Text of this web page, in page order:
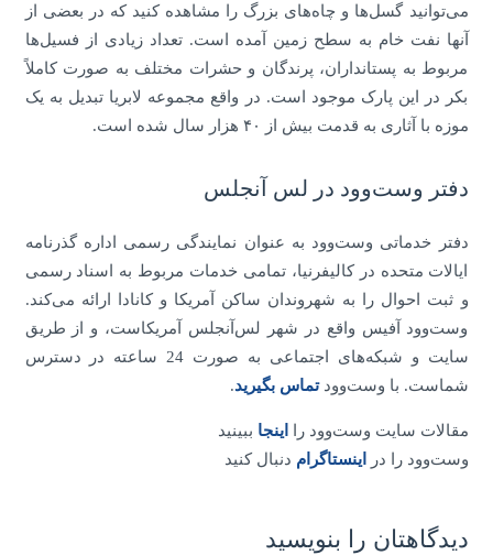
می‌توانید گسل‌ها و چاه‌های بزرگ را مشاهده کنید که در بعضی از
آنها نفت خام به سطح زمین آمده است. تعداد زیادی از فسیل‌ها
مربوط به پستانداران، پرندگان و حشرات مختلف به صورت کاملاً
بکر در این پارک موجود است. در واقع مجموعه لابریا تبدیل به یک
موزه با آثاری به قدمت بیش از ۴۰ هزار سال شده است.
دفتر وست‌وود در لس آنجلس
دفتر خدماتی وست‌وود به عنوان نمایندگی رسمی اداره گذرنامه
ایالات متحده در کالیفرنیا، تمامی خدمات مربوط به اسناد رسمی
و ثبت احوال را به شهروندان ساکن آمریکا و کانادا ارائه می‌کند.
وست‌وود آفیس واقع در شهر لس‌آنجلس آمریکاست، و از طریق
سایت و شبکه‌های اجتماعی به صورت 24 ساعته در دسترس
شماست. با وست‌وودتماس بگیرید.
مقالات سایت وست‌وود را اینجا ببینید
وست‌وود را در
اینستاگرام دنبال کنید
دیدگاهتان را بنویسید